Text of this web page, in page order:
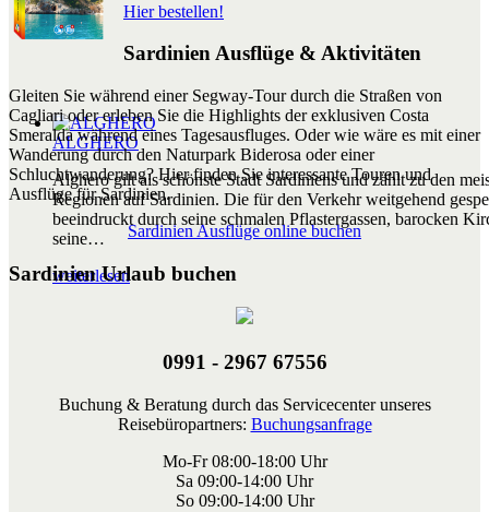
ALGHERO
Alghero gilt als schönste Stadt Sardiniens und zählt zu den
Regionen auf Sardinien. Die für den Verkehr weitgehend
beeindruckt durch seine schmalen Pflastergassen, barocken
seine…
weiterlesen
Hier bestellen!
Sardinien Ausflüge & Aktivitäten
Gleiten Sie während einer Segway-Tour durch die Straßen von
Cagliari oder erleben Sie die Highlights der exklusiven Costa
Smeralda während eines Tagesausfluges. Oder wie wäre es mit einer
Wanderung durch den Naturpark Biderosa oder einer
Schluchtwanderung? Hier finden Sie interessante Touren und
Ausflüge für Sardinien.
Sardinien Ausflüge online buchen
Sardinien Urlaub buchen
0991 - 2967 67556
Buchung & Beratung durch das Servicecenter unseres
Reisebüropartners: Buchungsanfrage
Mo-Fr 08:00-18:00 Uhr
Sa 09:00-14:00 Uhr
So 09:00-14:00 Uhr